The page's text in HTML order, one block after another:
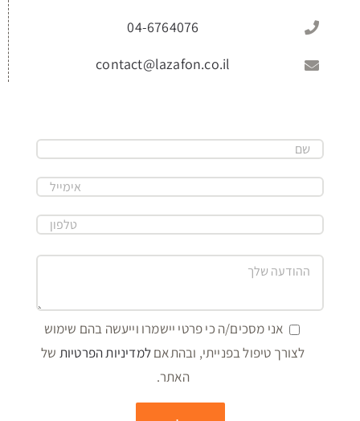
04-6764076
contact@lazafon.co.il
אני מסכים/ה כי פרטי יישמרו וייעשה בהם שימוש
לצורך טיפול בפנייתי, ובהתאםלמדיניות הפרטיות של
האתר.